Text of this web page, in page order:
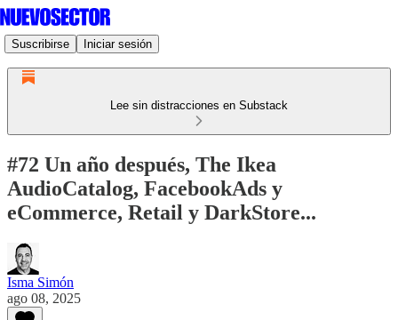
Suscribirse Iniciar sesión
Lee sin distracciones en Substack
#72 Un año después, The Ikea
AudioCatalog, FacebookAds y
eCommerce, Retail y DarkStore...
Isma Simón
ago 08, 2025